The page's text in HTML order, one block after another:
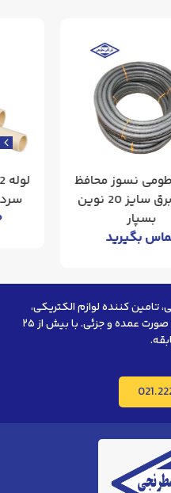
لوله 32 سفید 1/8*32 خم
سرد نسوز نوین بسپار
۶۹۰.۰۰۰
تامین کننده لوازم الکتریکی،
روشنایی و ملزومات برق ساختمان به صورت عمده و جزئی. با بیش از ۲۵